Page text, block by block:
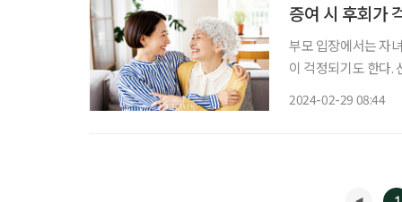
증여 시 후회가
부모 입장에서는 자
이 걱정되기도 한다.
2024-02-29 08:44